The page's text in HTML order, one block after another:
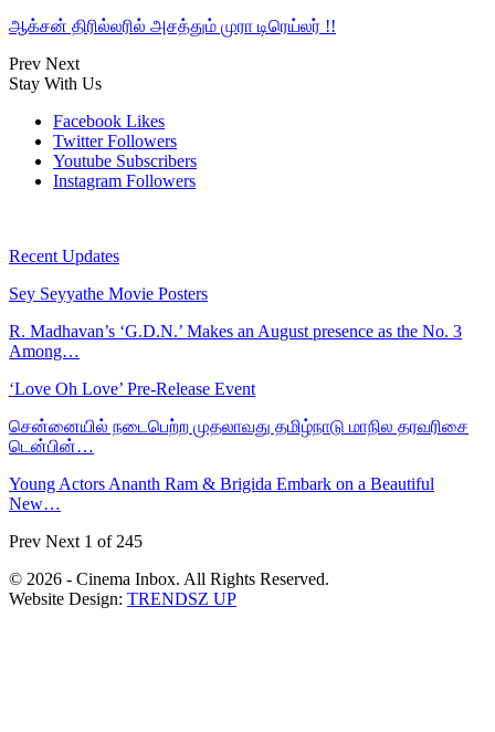
ஆக்சன் திரில்லரில் அசத்தும் முரா டிரெய்லர் !!
Prev Next
Stay With Us
Facebook Likes
Twitter Followers
Youtube Subscribers
Instagram Followers
Recent Updates
Sey Seyyathe Movie Posters
R. Madhavan’s ‘G.D.N.’ Makes an August presence as the No. 3
Among…
‘Love Oh Love’ Pre-Release Event
சென்னையில் நடைபெற்ற முதலாவது தமிழ்நாடு மாநில தரவரிசை
டென்பின்…
Young Actors Ananth Ram & Brigida Embark on a Beautiful
New…
Prev Next 1 of 245
© 2026 - Cinema Inbox. All Rights Reserved.
Website Design: TRENDSZ UP